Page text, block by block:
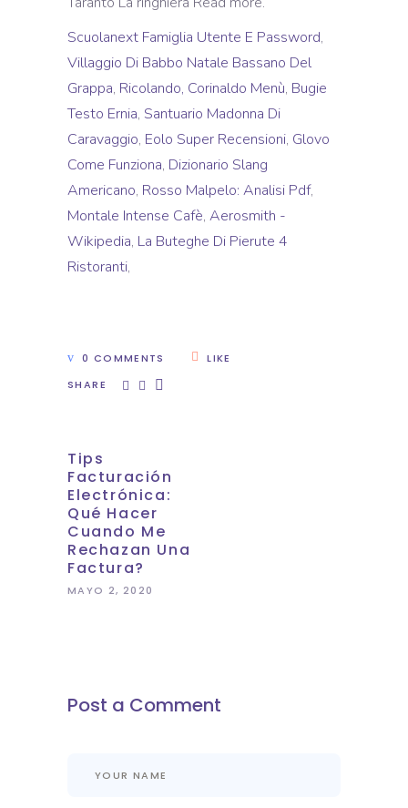
Scuolanext Famiglia Utente E Password,
Villaggio Di Babbo Natale Bassano Del
Grappa, Ricolando, Corinaldo Menù, Bugie
Testo Ernia, Santuario Madonna Di
Caravaggio, Eolo Super Recensioni, Glovo
Come Funziona, Dizionario Slang
Americano, Rosso Malpelo: Analisi Pdf,
Montale Intense Cafè, Aerosmith -
Wikipedia, La Buteghe Di Pierute 4
Ristoranti,
0 COMMENTS
LIKE
SHARE
Tips
Facturación
Electrónica:
Qué Hacer
Cuando Me
Rechazan Una
Factura?
MAYO 2, 2020
Post a Comment